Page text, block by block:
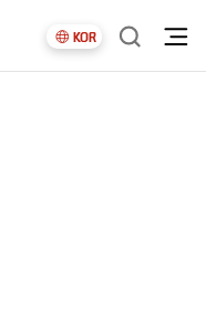
KOR